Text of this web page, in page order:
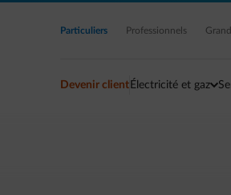
Accéder au contenu principal
Particuliers Professionnels
Devenir client Électricité et gaz